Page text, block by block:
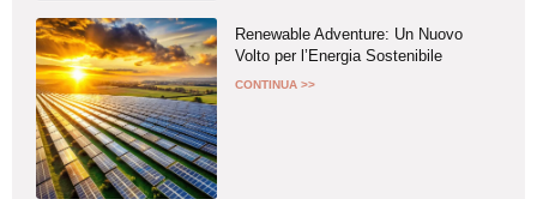
Renewable Adventure: Un Nuovo
Volto per l’Energia Sostenibile
CONTINUA >>